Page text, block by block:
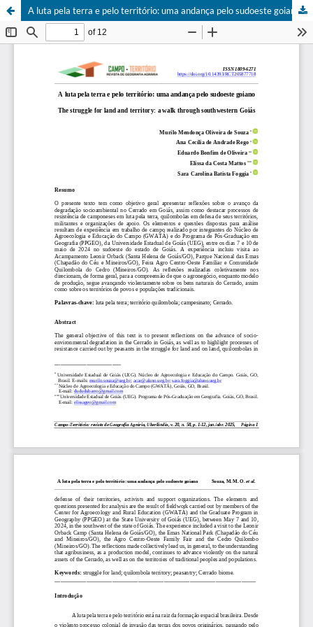
A luta pela terra e pelo território: uma andança pelo sudoeste goiano